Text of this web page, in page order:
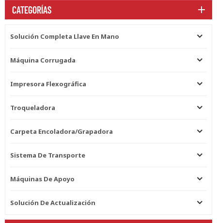
CATEGORÍAS
Solución Completa Llave En Mano
Máquina Corrugada
Impresora Flexográfica
Troqueladora
Carpeta Encoladora/grapadora
Sistema De Transporte
Máquinas De Apoyo
Solución De Actualización